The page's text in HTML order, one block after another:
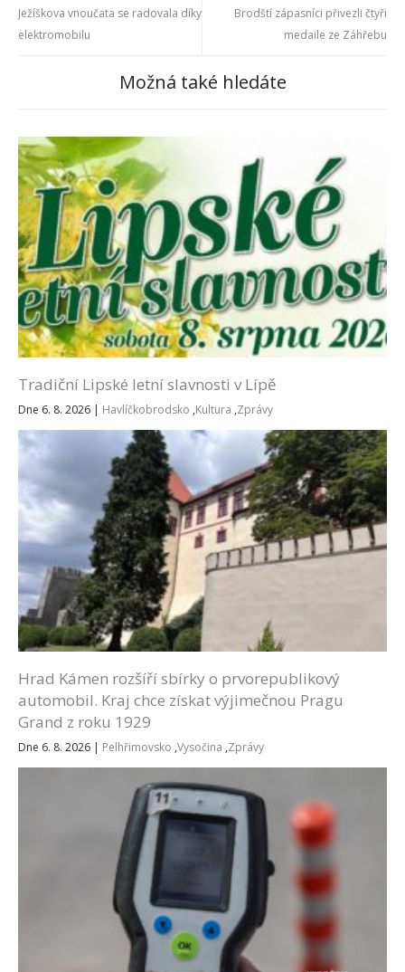
Ježíškova vnoučata se radovala díky
elektromobilu
Brodští zápasníci přivezli čtyři
medaile ze Záhřebu
Možná také hledáte
Tradiční Lipské letní slavnosti v Lípě
Dne 6. 8. 2026 | Havlíčkobrodsko ,Kultura ,Zprávy
Hrad Kámen rozšíří sbírky o prvorepublikový
automobil. Kraj chce získat výjimečnou Pragu
Grand z roku 1929
Dne 6. 8. 2026 | Pelhřimovsko ,Vysočina ,Zprávy